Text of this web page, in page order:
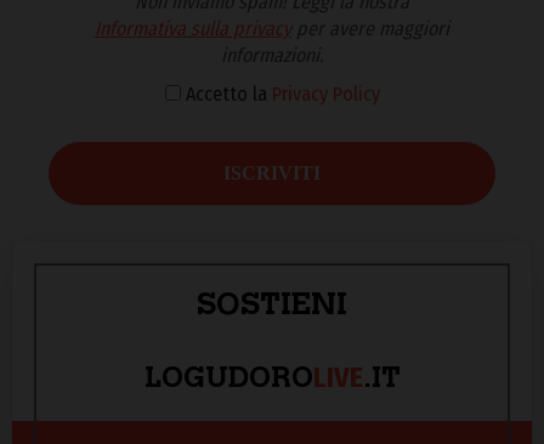
Informativa sulla privacyper avere maggiori
informazioni.
Accetto la Privacy Policy
SOSTIENI
LOGUDOROLIVE.IT